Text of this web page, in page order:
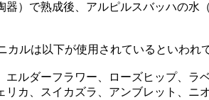
器）で熟成後、アルピルスバッハの水
カルは以下が使用されているといわれ
エルダーフラワー、ローズヒップ、ラベ
リカ、スイカズラ、アンブレット、ニ